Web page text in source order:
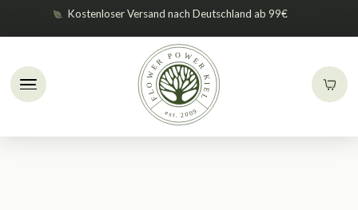
Kostenloser Versand nach Deutschland ab 99€